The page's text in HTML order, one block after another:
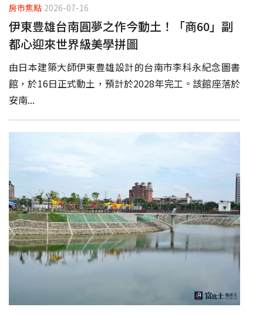
房市焦點 2026-07-16
伊東豊雄台南圓夢之作今動土！「商60」副
都心迎來世界級美學拼圖
由日本建築大師伊東豊雄設計的台南市李科永紀念圖書
館，於16日正式動土，預計於2028年完工。該館座落於
安南...